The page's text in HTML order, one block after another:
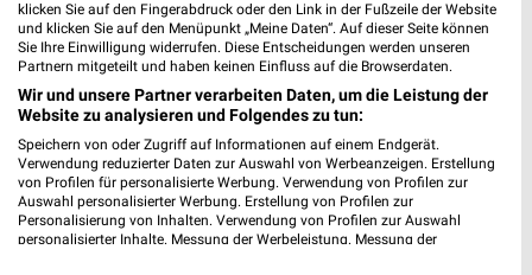
Noch mehr Angebote in
der weekli App!
klicken Sie auf den Fingerabdruck oder den Link in der Fußzeile der Website
und klicken Sie auf den Menüpunkt „Meine Daten“. Auf dieser Seite können
Sie Ihre Einwilligung widerrufen. Diese Entscheidungen werden unseren
Partnern mitgeteilt und haben keinen Einfluss auf die Browserdaten.
Wir und unsere Partner verarbeiten Daten, um die Leistung der
Website zu analysieren und Folgendes zu tun:
Speichern von oder Zugriff auf Informationen auf einem Endgerät.
Verwendung reduzierter Daten zur Auswahl von Werbeanzeigen. Erstellung
von Profilen für personalisierte Werbung. Verwendung von Profilen zur
Auswahl personalisierter Werbung. Erstellung von Profilen zur
Personalisierung von Inhalten. Verwendung von Profilen zur Auswahl
personalisierter Inhalte. Messung der Werbeleistung. Messung der